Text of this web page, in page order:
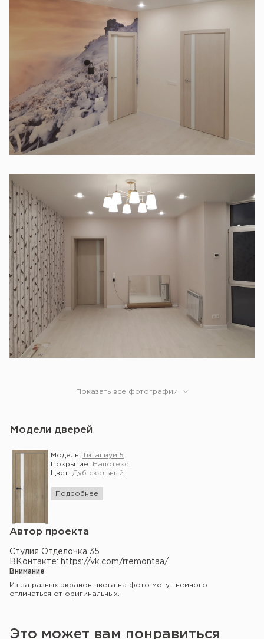
Показать все фотографии
Модели дверей
Модель: Титаниум 5
Покрытие:
Нанотекс
Цвет: Дуб скальный
Подробнее
Автор проекта
Студия Отделочка 35
ВКонтакте: https://vk.com/rremontaa/
Внимание
Из-за разных экранов цвета на фото могут немного
отличаться от оригинальных.
Это может вам понравиться